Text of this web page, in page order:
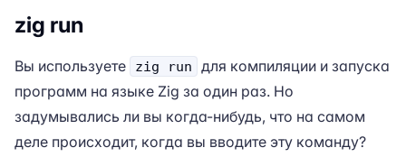
zig run
Вы используете zig run
для компиляции и запуска
программ на языке Zig за один раз. Но
задумывались ли вы когда-нибудь, что на самом
деле происходит, когда вы вводите эту команду?